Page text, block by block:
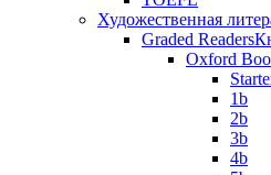
Художественная
Graded Readers
Oxford
1b
2b
3b
4b